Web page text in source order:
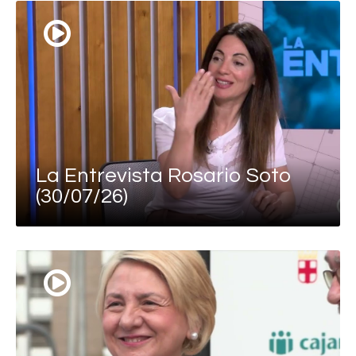
La Entrevista Rosario Soto
(30/07/26)